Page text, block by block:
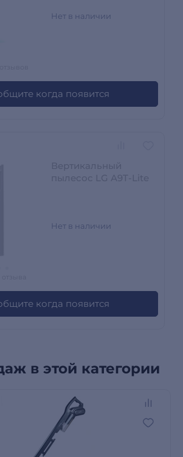
Нет в наличии
когда появится
Нет в наличии
когда появится
в этой категории